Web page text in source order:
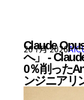
Claude
へ」 -
0％削った
ンジニアリ
26 7月 2026